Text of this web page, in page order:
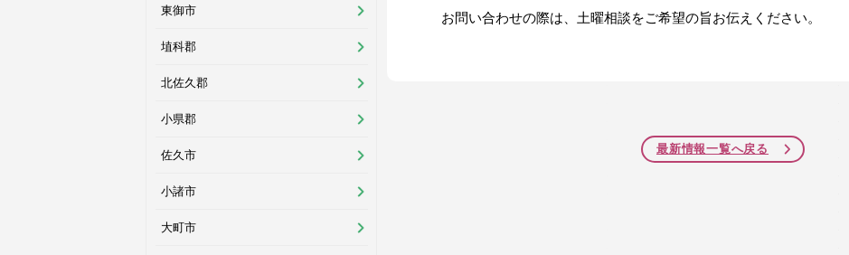
お問い合わせの際は、土曜相談をご希望の旨お伝えください。
最新情報一覧へ戻る
東御市
埴科郡
北佐久郡
小県郡
佐久市
小諸市
大町市